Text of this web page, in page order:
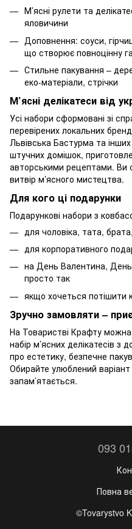
М’ясні рулети та
яловичини
Доповнення: соуси,
що створює повноцінну
Стильне пакування –
еко-матеріали, стрічки
М’ясні делікатеси від
Усі набори сформовані зі
перевірених локальних
Львівська Бастурма та
штучних домішок,
авторськими рецептами. Ви
витвір м’ясного мистецтва.
Для кого ці подарунки
Подарункові набори з
для чоловіка, тата,
для корпоративного
на День Валентина,
просто так
якщо хочеться потішити
Зручно замовляти –
На Товаристві Крафту
набір м’ясних делікатесів
про естетику, безпечне
Обирайте улюблений
запам’ятається.
093
Повна
©Tovarystvo